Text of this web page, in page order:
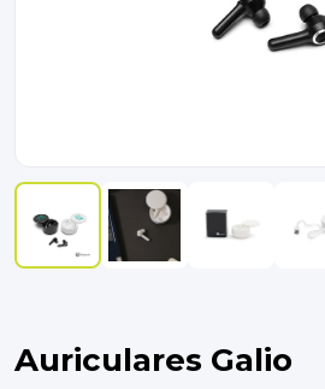
Auriculares Galio